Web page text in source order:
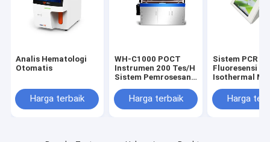
Analis Hematologi
Otomatis
Harga terbaik
WH-C1000 POCT
Instrumen 200 Tes/H
Sistem Pemrosesan
Harga terbaik
Sistem PCR
Fluoresensi
Isothermal
Sensitivitas
Harga